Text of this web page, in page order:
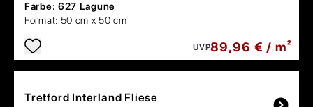
Farbe: 627 Lagune
Format: 50 cm x 50 cm
UVP89,96 € / m²
Tretford Interland Fliese